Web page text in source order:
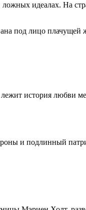
идеалах. На
под лицо
история любви
и подлинный